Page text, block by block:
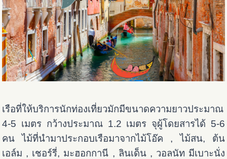
เรือที่ให้บริการนักท่องเที่ยวมักมีขนาดความยาวประมาณ
4-5 เมตร กว้างประมาณ 1.2 เมตร จุผู้โดยสารได้ 5-6
คน ไม้ที่นำมาประกอบเรือมาจากไม้โอ๊ค , ไม้สน, ต้น
เอล์ม , เชอร์รี่, มะฮอกกานี , ลินเด็น , วอลนัท มีเบาะนั่ง